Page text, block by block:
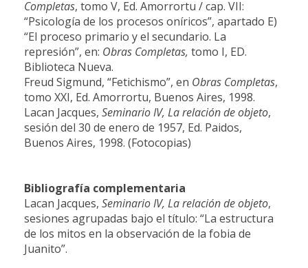
Completas, tomo V, Ed. Amorrortu / cap. VII:
“Psicología de los procesos oníricos”, apartado E)
“El proceso primario y el secundario. La
represión”, en: Obras Completas, tomo I, ED.
Biblioteca Nueva.
Freud Sigmund, “Fetichismo”, en Obras Completas,
tomo XXI, Ed. Amorrortu, Buenos Aires, 1998.
Lacan Jacques, Seminario IV, La relación de objeto,
sesión del 30 de enero de 1957, Ed. Paidos,
Buenos Aires, 1998. (Fotocopias)
Bibliografía complementaria
Lacan Jacques, Seminario IV, La relación de objeto,
sesiones agrupadas bajo el título: “La estructura
de los mitos en la observación de la fobia de
Juanito”.